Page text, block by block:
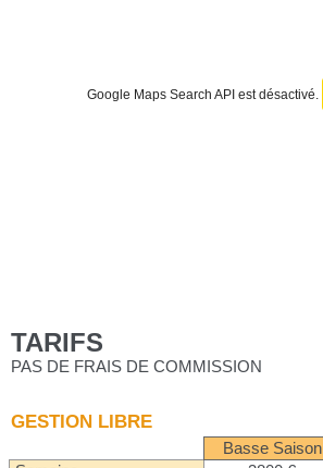
Google Maps Search API est désactivé.
TARIFS
PAS DE FRAIS DE COMMISSION
GESTION LIBRE
Basse Saison